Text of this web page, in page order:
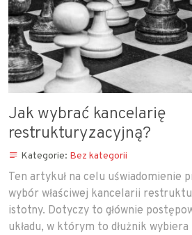
Jak wybrać kancelarię
restrukturyzacyjną?
Kategorie: Bez kategorii
Ten artykuł na celu uświadomienie
wybór właściwej kancelarii
istotny. Dotyczy to głównie
układu, w którym to dłużnik